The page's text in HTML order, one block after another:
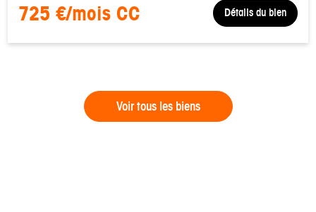
725 €/mois CC Détails du bien
Voir tous les biens